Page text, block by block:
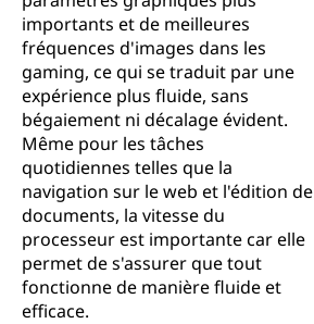
importants et de meilleures
fréquences d'images dans les
gaming, ce qui se traduit par une
expérience plus fluide, sans
bégaiement ni décalage évident.
Même pour les tâches
quotidiennes telles que la
navigation sur le web et l'édition de
documents, la vitesse du
processeur est importante car elle
permet de s'assurer que tout
fonctionne de manière fluide et
efficace.